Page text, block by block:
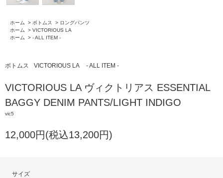
ホーム > ボトムス > ロングパンツ
ホーム
> VICTORIOUS LA
ホーム
> - ALL ITEM -
ボトムス VICTORIOUS LA - ALL ITEM -
VICTORIOUS LA ヴィクトリアス ESSENTIAL
BAGGY DENIM PANTS/LIGHT INDIGO
vic5
12,000円(税込13,200円)
サイズ